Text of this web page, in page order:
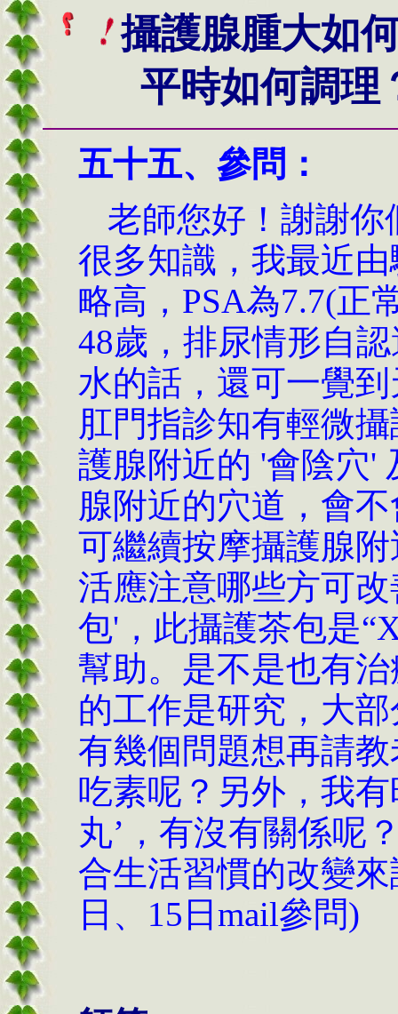
攝護腺腫大如
平時如何調理
五十五、 參問：
老師您好！謝謝
很多知識，我最近
略高，PSA為7.7(正
48歲，排尿情形自
水的話，還可一覺
肛門指診知有輕微
護腺附近的 '會陰穴'
腺附近的穴道，會
可繼續按摩攝護腺
活應注意哪些方可
包'，此攝護茶包是
幫助。是不是也有
的工作是研究，大
有幾個問題想再請
吃素呢？另外，我
丸’，有沒有關係呢
合生活習慣的改變
日、15日mail參問)